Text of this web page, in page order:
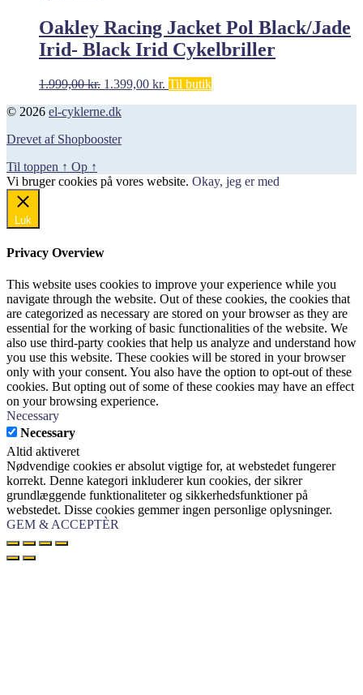
Oakley Racing Jacket Pol Black/Jade
Irid- Black Irid Cykelbriller
1.999,00kr. Den
pris
1.999,00 kr..
1.399,00 kr. Den
Til butik
© 2026 el-cyklerne.dk
Drevet af Shopbooster
Til toppen ↑ Op ↑
Vi bruger cookies på vores website. Okay, jeg er med
Luk
Privacy Overview
This website uses cookies to improve your experience while you
navigate through the website. Out of these cookies, the cookies that
are categorized as necessary are stored on your browser as they are
essential for the working of basic functionalities of the website. We
also use third-party cookies that help us analyze and understand how
you use this website. These cookies will be stored in your browser
only with your consent. You also have the option to opt-out of these
cookies. But opting out of some of these cookies may have an effect
on your browsing experience.
Necessary
Necessary
Altid aktiveret
Nødvendige cookies er absolut vigtige for, at webstedet fungerer
korrekt. Denne kategori inkluderer kun cookies, der sikrer
grundlæggende funktionaliteter og sikkerhedsfunktioner på
webstedet. Disse cookies gemmer ingen personlige oplysninger.
GEM & ACCEPTÈR